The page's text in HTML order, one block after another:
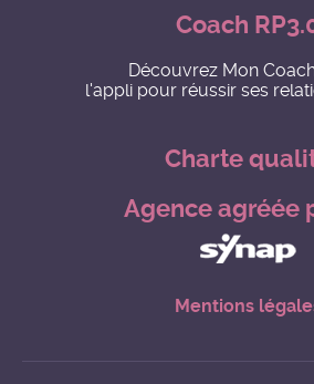
Coach
Découvrez Mon
l'appli pour réussir ses
Charte
Agence agréée
Mentions